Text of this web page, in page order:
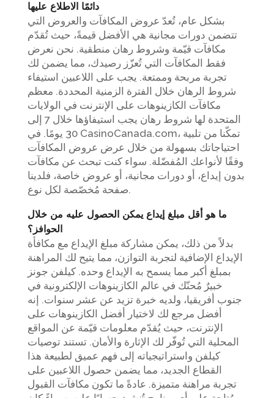
دائمًا الاطلاع عليها
بشكل عام، تُعدّ عروض المكافآت والعروض التي
تتضمن دورات مجانية هي الأفضل قيمةً، حيث تُقدّم
مكافآت قيّمة وشروط رهان منطقية. نحن نعرض
فقط المكافآت التي تُعزّز رصيدك، مما يضمن لك
تجربة مربحة وممتعة. يجب على اللاعبين استيفاء
شروط الرهان خلال الفترة الزمنية المحددة. معظم
مكافآت الكازينوهات على الإنترنت في الولايات
المتحدة لها شروط رهان يجب استيفاؤها خلال 7 إلى
30 يومًا. في CasinoCanada.com، تمكّنا من تلبية
احتياجاتك بسهولة من خلال عرض عروض المكافآت
وفقًا لأنواعك المُفضّلة. سواء كنت تبحث عن مكافآت
بدون إيداع، أو دورات مجانية، أو عروض خاصة، فلدينا
صفحة مُخصّصة لكل نوع.
ما هو أقل مبلغ إيداع يمكن الحصول عليه من خلال
الحوافز؟
بدلاً من ذلك، يمكن مشاركة مبلغ الإيداع مع مكافأة
الإيداع الإضافية لتجربة التوازن، مما يتيح لك المراهنة
بمبلغ أكبر مما يسمح به الإيداع وحده. كيلفن جونز
خبيرٌ مُحنّك في عالم الكازينوهات الإلكترونية في
جنوب أفريقيا، ولديه خبرة تزيد عن عشر سنوات. إنه
أفضل مرجع لك لاختيار أفضل الكازينوهات على
الإنترنت، حيث يُقدّم معلومات قيّمة عن المواقع
المحلية التي تُوفّر لك الإثارة والأمان. تستند توصيات
كيلفن واستراتيجياته إلى فهم عميق لطبيعة هذا
القطاع الجديد، مما يضمن حصول اللاعبين على
تجربة مراهنة متميزة. عادةً ما تكون مكافآت القبول